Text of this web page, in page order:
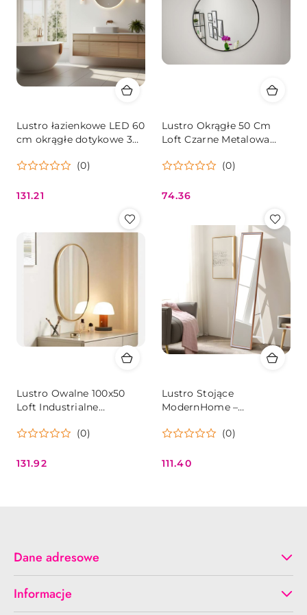
Lustro łazienkowe LED 60
cm okrągłe dotykowe 3
(0)
Cena:
131.21
Lustro Okrągłe 50 Cm
Loft Czarne Metalowa
(0)
Cena:
74.36
Lustro Owalne 100x50
Loft Industrialne
(0)
Cena:
131.92
Lustro Stojące
ModernHome –
cm, Miedź/Szary
(0)
Cena:
111.40
Dane adresowe
Informacje